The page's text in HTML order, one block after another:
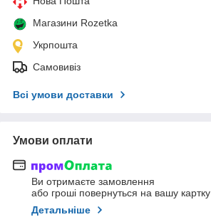
Магазини Rozetka
Укрпошта
Самовивіз
Всі умови доставки
Умови оплати
Ви отримаєте замовлення
або гроші повернуться на вашу картку
Детальніше